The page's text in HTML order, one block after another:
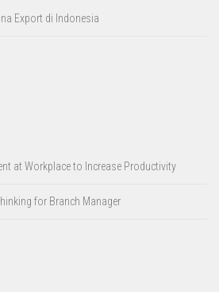
Export di Indonesia
at Workplace to Increase Productivity
for Branch Manager